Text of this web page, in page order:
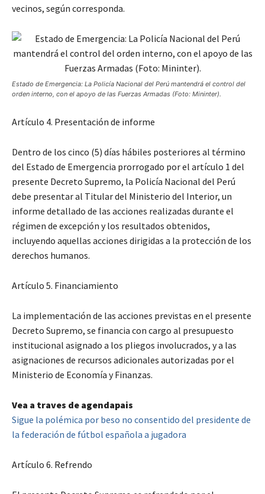
vecinos, según corresponda.
Estado de Emergencia: La Policía Nacional del Perú mantendrá el control del
orden interno, con el apoyo de las Fuerzas Armadas (Foto: Mininter).
Artículo 4. Presentación de informe
Dentro de los cinco (5) días hábiles posteriores al término
del Estado de Emergencia prorrogado por el artículo 1 del
presente Decreto Supremo, la Policía Nacional del Perú
debe presentar al Titular del Ministerio del Interior, un
informe detallado de las acciones realizadas durante el
régimen de excepción y los resultados obtenidos,
incluyendo aquellas acciones dirigidas a la protección de los
derechos humanos.
Artículo 5. Financiamiento
La implementación de las acciones previstas en el presente
Decreto Supremo, se financia con cargo al presupuesto
institucional asignado a los pliegos involucrados, y a las
asignaciones de recursos adicionales autorizadas por el
Ministerio de Economía y Finanzas.
Vea a traves de agendapais
Sigue la polémica por beso no consentido del presidente de
la federación de fútbol española a jugadora
Artículo 6. Refrendo